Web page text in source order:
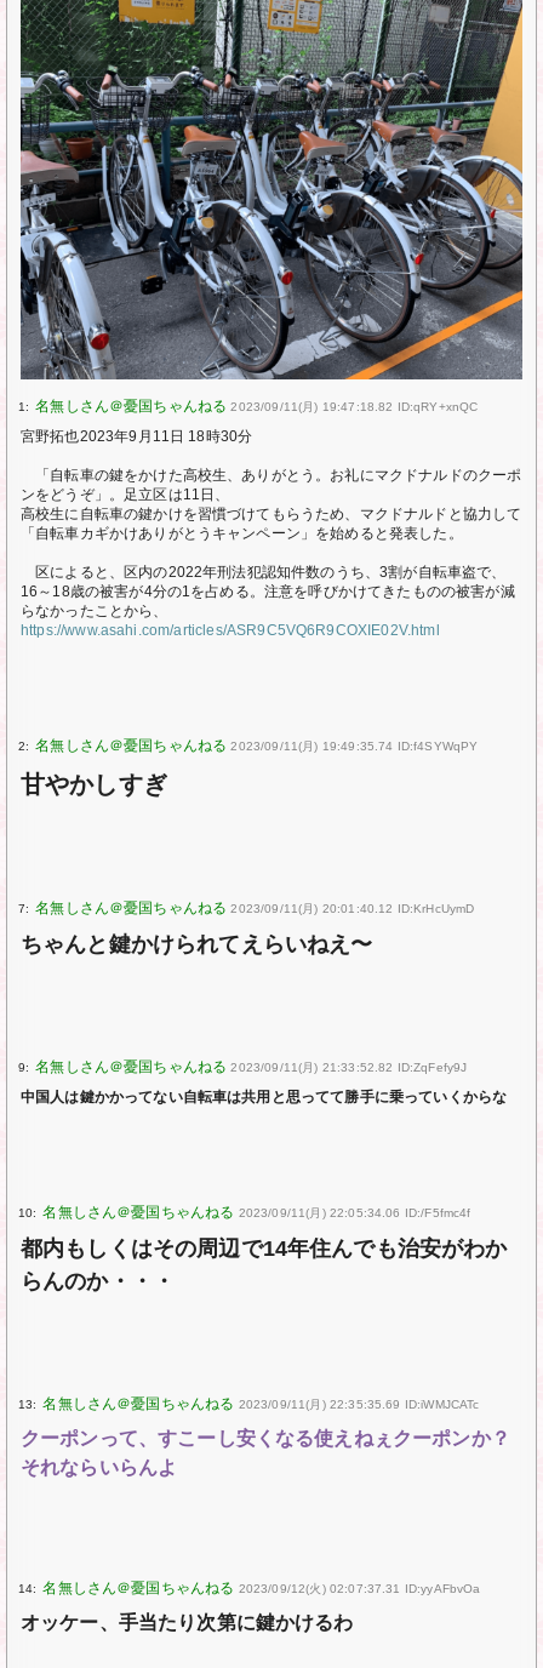
1: 2023/09/11(月) 19:47:18.82 ID:qRY+xnQC
宮野拓也2023年9月11日 18時30分
「自転車の鍵をかけた高校生、ありがとう。お礼にマクドナルドのクーポ
ンをどうぞ」。足立区は11日、
高校生に自転車の鍵かけを習慣づけてもらうため、マクドナルドと協力して
「自転車カギかけありがとうキャンペーン」を始めると発表した。
区によると、区内の2022年刑法犯認知件数のうち、3割が自転車盗で、
16～18歳の被害が4分の1を占める。注意を呼びかけてきたものの被害が減
らなかったことから、
https://www.asahi.com/articles/ASR9C5VQ6R9COXIE02V.html
2: 2023/09/11(月) 19:49:35.74 ID:f4SYWqPY
甘やかしすぎ
7: 2023/09/11(月) 20:01:40.12 ID:KrHcUymD
ちゃんと鍵かけられてえらいねえ〜
9: 2023/09/11(月) 21:33:52.82 ID:ZqFefy9J
中国人は鍵かかってない自転車は共用と思ってて勝手に乗っていくからな
10: 2023/09/11(月) 22:05:34.06 ID:/F5fmc4f
都内もしくはその周辺で14年住んでも治安がわか
らんのか・・・
13: 2023/09/11(月) 22:35:35.69 ID:iWMJCATc
クーポンって、すこーし安くなる使えねぇクーポンか？
それならいらんよ
14: 2023/09/12(火) 02:07:37.31 ID:yyAFbvOa
オッケー、手当たり次第に鍵かけるわ